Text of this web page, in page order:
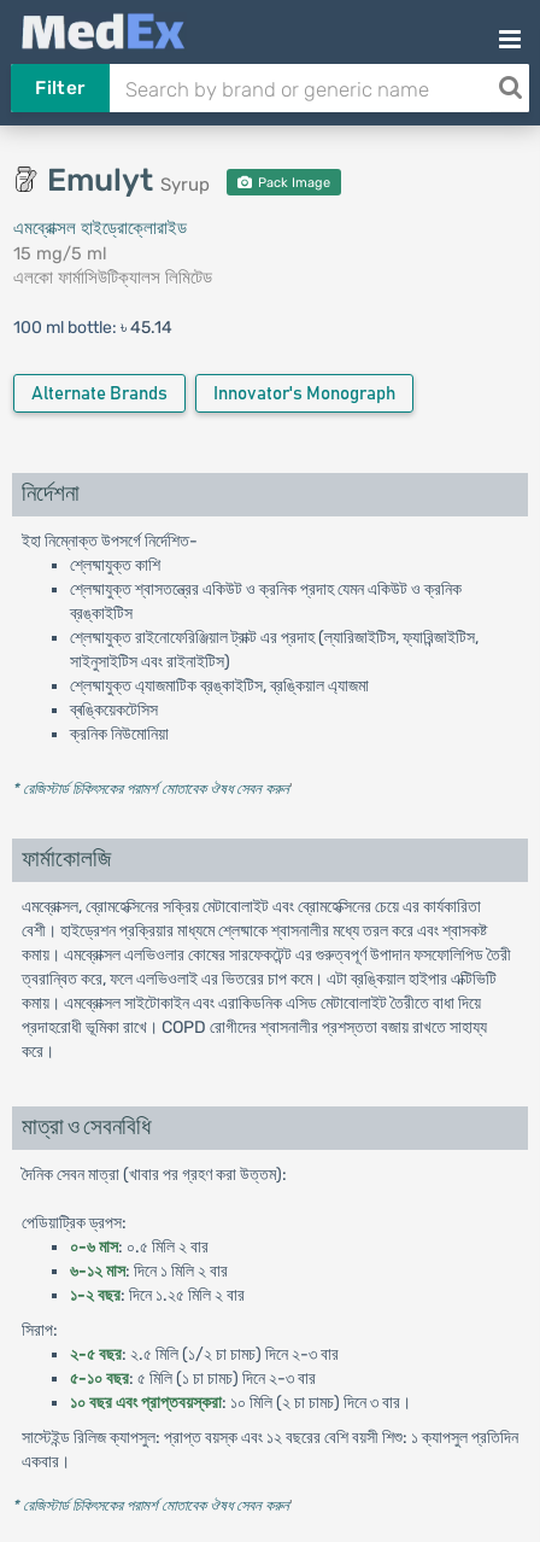
Filter
Emulyt Syrup Pack Image
এমব্রোক্সল হাইড্রোক্লোরাইড
15 mg/5 ml
এলকো ফার্মাসিউটিক্যালস লিমিটেড
100 ml bottle: ৳ 45.14
Alternate Brands Innovator's Monograph
নির্দেশনা
ইহা নিম্নোক্ত উপসর্গে নির্দেশিত-
শ্লেষ্মাযুক্ত কাশি
শ্লেষ্মাযুক্ত শ্বাসতন্ত্রের একিউট ও ক্রনিক প্রদাহ যেমন একিউট ও ক্রনিক
ব্রঙ্কাইটিস
শ্লেষ্মাযুক্ত রাইনোফেরিঞ্জিয়াল ট্রাক্ট এর প্রদাহ (ল্যারিজাইটিস, ফ্যারিন্জাইটিস,
সাইনুসাইটিস এবং রাইনাইটিস)
শ্লেষ্মাযুক্ত এ্যাজমাটিক ব্রঙ্কাইটিস, ব্রঙ্কিয়াল এ্যাজমা
ব্ৰঙ্কিয়েকটেসিস
ক্রনিক নিউমোনিয়া
* রেজিস্টার্ড চিকিৎসকের পরামর্শ মোতাবেক ঔষধ সেবন করুন'
ফার্মাকোলজি
এমব্রোক্সল, ব্রোমহেক্সিনের সক্রিয় মেটাবোলাইট এবং ব্রোমহেক্সিনের চেয়ে এর কার্যকারিতা
বেশী। হাইড্রেশন প্রক্রিয়ার মাধ্যমে শ্লেষ্মাকে শ্বাসনালীর মধ্যে তরল করে এবং শ্বাসকষ্ট
কমায়। এমব্রোক্সল এলভিওলার কোষের সারফেকটেন্ট এর গুরুত্বপূর্ণ উপাদান ফসফোলিপিড তৈরী
ত্বরান্বিত করে, ফলে এলভিওলাই এর ভিতরের চাপ কমে। এটা ব্রঙ্কিয়াল হাইপার এক্টিভিটি
কমায়। এমব্রোক্সল সাইটোকাইন এবং এরাকিডনিক এসিড মেটাবোলাইট তৈরীতে বাধা দিয়ে
প্রদাহরোধী ভূমিকা রাখে। COPD রোগীদের শ্বাসনালীর প্রশস্ততা বজায় রাখতে সাহায্য
করে।
মাত্রা ও সেবনবিধি
দৈনিক সেবন মাত্রা (খাবার পর গ্রহণ করা উত্তম):
পেডিয়াট্রিক ড্রপস:
০-৬ মাস: ০.৫ মিলি ২ বার
৬-১২ মাস: দিনে ১ মিলি ২ বার
১-২ বছর: দিনে ১.২৫ মিলি ২ বার
সিরাপ:
২-৫ বছর: ২.৫ মিলি (১/২ চা চামচ) দিনে ২-৩ বার
৫-১০ বছর: ৫ মিলি (১ চা চামচ) দিনে ২-৩ বার
১০ বছর এবং প্রাপ্তবয়স্করা: ১০ মিলি (২ চা চামচ) দিনে ৩ বার।
সাস্টেইন্ড রিলিজ ক্যাপসুল: প্রাপ্ত বয়স্ক এবং ১২ বছরের বেশি বয়সী শিশু: ১ ক্যাপসুল প্রতিদিন
একবার।
* রেজিস্টার্ড চিকিৎসকের পরামর্শ মোতাবেক ঔষধ সেবন করুন'